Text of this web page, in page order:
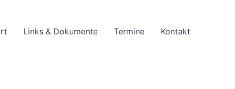
Links & Dokumente Termine Kontakt